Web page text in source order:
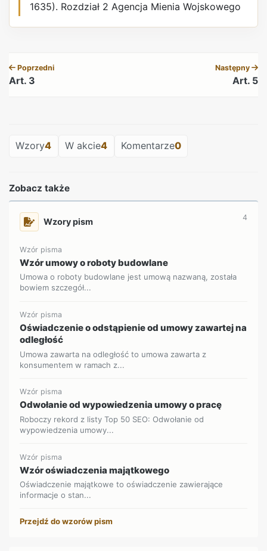
1635). Rozdział 2 Agencja Mienia Wojskowego
Poprzedni
Art. 3
Następny
Art. 5
Wzory4 W akcie4 Komentarze0
Zobacz także
Wzory pism 4
Wzór pisma
Wzór umowy o roboty budowlane
Umowa o roboty budowlane jest umową nazwaną, została
bowiem szczegół...
Wzór pisma
Oświadczenie o odstąpienie od umowy zawartej na
odległość
Umowa zawarta na odległość to umowa zawarta z
konsumentem w ramach z...
Wzór pisma
Odwołanie od wypowiedzenia umowy o pracę
Roboczy rekord z listy Top 50 SEO: Odwołanie od
wypowiedzenia umowy...
Wzór pisma
Wzór oświadczenia majątkowego
Oświadczenie majątkowe to oświadczenie zawierające
informacje o stan...
Przejdź do wzorów pism